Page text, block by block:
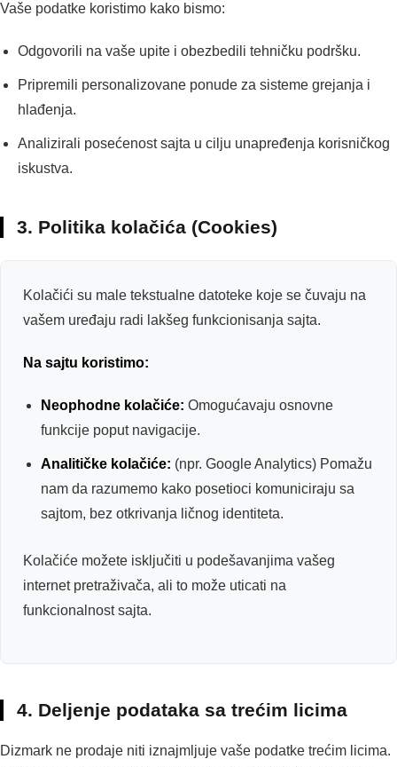
Vaše podatke koristimo kako bismo:
Odgovorili na vaše upite i obezbedili tehničku podršku.
Pripremili personalizovane ponude za sisteme grejanja i
hlađenja.
Analizirali posećenost sajta u cilju unapređenja korisničkog
iskustva.
3. Politika kolačića (Cookies)
Kolačići su male tekstualne datoteke koje se čuvaju na
vašem uređaju radi lakšeg funkcionisanja sajta.
Na sajtu koristimo:
Neophodne kolačiće: Omogućavaju osnovne
funkcije poput navigacije.
Analitičke kolačiće: (npr. Google Analytics) Pomažu
nam da razumemo kako posetioci komuniciraju sa
sajtom, bez otkrivanja ličnog identiteta.
Kolačiće možete isključiti u podešavanjima vašeg
internet pretraživača, ali to može uticati na
funkcionalnost sajta.
4. Deljenje podataka sa trećim licima
Dizmark ne prodaje niti iznajmljuje vaše podatke trećim licima.